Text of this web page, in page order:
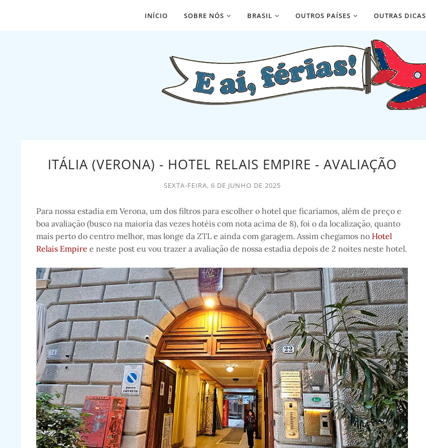
INÍCIO SOBRE NÓS BRASIL OUTROS PAÍSES OUTRAS DICAS
ITÁLIA (VERONA) - HOTEL RELAIS EMPIRE - AVALIAÇÃO
SEXTA-FEIRA, 6 DE JUNHO DE 2025
Para nossa estadia em Verona, um dos filtros para escolher o hotel que ficaríamos, além de preço e
boa avaliação (busco na maioria das vezes hotéis com nota acima de 8), foi o da localização, quanto
mais perto do centro melhor, mas longe da ZTL e ainda com garagem. Assim chegamos no Hotel
Relais Empire e neste post eu vou trazer a avaliação de nossa estadia depois de 2 noites neste hotel.